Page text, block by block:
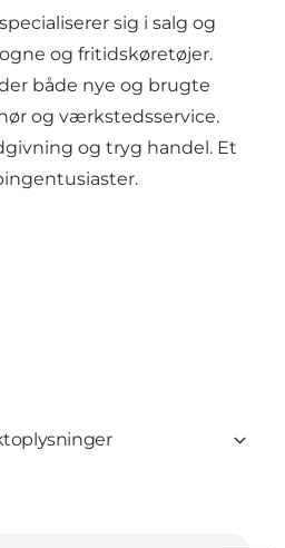
sig i salg og
og fritidskøretøjer.
både nye og brugte
og værkstedsservice.
og tryg handel. Et